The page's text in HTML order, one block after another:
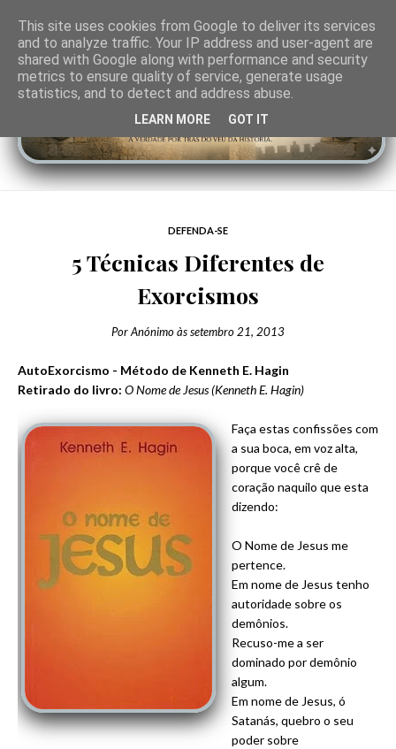
DEFENDA-SE
5 Técnicas Diferentes de
Exorcismos
PorAnónimoàssetembro 21, 2013
AutoExorcismo - Método de Kenneth E. Hagin
Retirado do livro: O Nome de Jesus (Kenneth E. Hagin)
Faça estas confissões com
a sua boca, em voz alta,
porque você crê de
coração naquilo que esta
dizendo:
O Nome de Jesus me
pertence.
Em nome de Jesus tenho
autoridade sobre os
demônios.
Recuso-me a ser
dominado por demônio
algum.
Em nome de Jesus, ó
Satanás, quebro o seu
poder sobre
This site uses cookies from Google to deliver its services
and to analyze traffic. Your IP address and user-agent are
shared with Google along with performance and security
metrics to ensure quality of service, generate usage
statistics, and to detect and address abuse.
LEARN MORE GOT IT